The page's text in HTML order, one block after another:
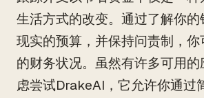
生活方式的改变。通过了解你的
现实的预算，并保持问责制，
的财务状况。虽然有许多可用
虑尝试DrakeAI，它允许你通过